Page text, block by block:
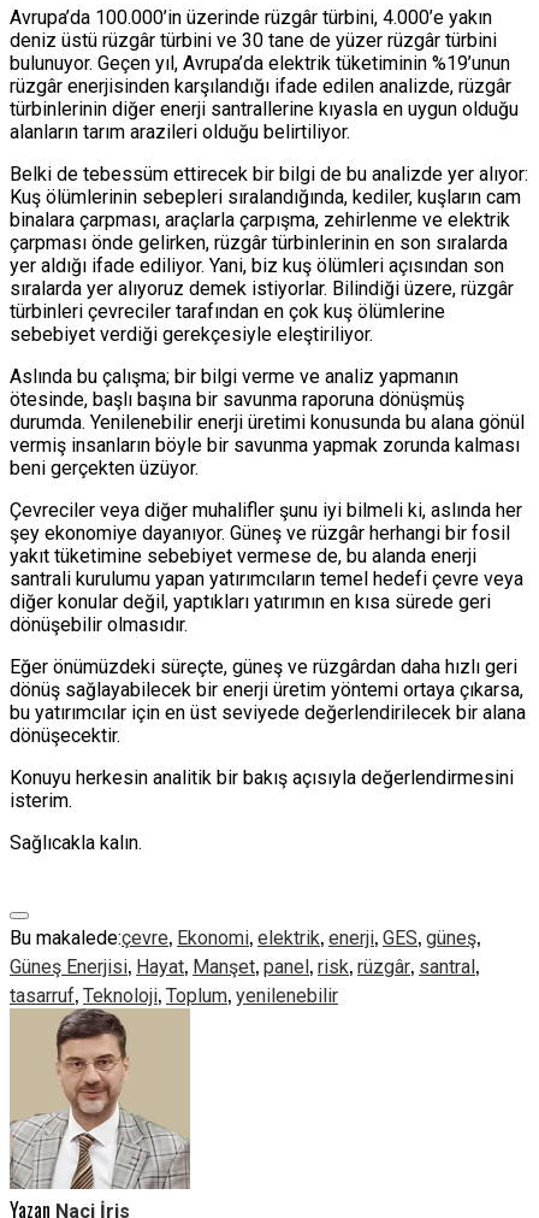
Avrupa’da 100.000’in üzerinde rüzgâr türbini, 4.000’e yakın
deniz üstü rüzgâr türbini ve 30 tane de yüzer rüzgâr türbini
bulunuyor. Geçen yıl, Avrupa’da elektrik tüketiminin %19’unun
rüzgâr enerjisinden karşılandığı ifade edilen analizde, rüzgâr
türbinlerinin diğer enerji santrallerine kıyasla en uygun olduğu
alanların tarım arazileri olduğu belirtiliyor.
Belki de tebessüm ettirecek bir bilgi de bu analizde yer alıyor:
Kuş ölümlerinin sebepleri sıralandığında, kediler, kuşların cam
binalara çarpması, araçlarla çarpışma, zehirlenme ve elektrik
çarpması önde gelirken, rüzgâr türbinlerinin en son sıralarda
yer aldığı ifade ediliyor. Yani, biz kuş ölümleri açısından son
sıralarda yer alıyoruz demek istiyorlar. Bilindiği üzere, rüzgâr
türbinleri çevreciler tarafından en çok kuş ölümlerine
sebebiyet verdiği gerekçesiyle eleştiriliyor.
Aslında bu çalışma; bir bilgi verme ve analiz yapmanın
ötesinde, başlı başına bir savunma raporuna dönüşmüş
durumda. Yenilenebilir enerji üretimi konusunda bu alana gönül
vermiş insanların böyle bir savunma yapmak zorunda kalması
beni gerçekten üzüyor.
Çevreciler veya diğer muhalifler şunu iyi bilmeli ki, aslında her
şey ekonomiye dayanıyor. Güneş ve rüzgâr herhangi bir fosil
yakıt tüketimine sebebiyet vermese de, bu alanda enerji
santrali kurulumu yapan yatırımcıların temel hedefi çevre veya
diğer konular değil, yaptıkları yatırımın en kısa sürede geri
dönüşebilir olmasıdır.
Eğer önümüzdeki süreçte, güneş ve rüzgârdan daha hızlı geri
dönüş sağlayabilecek bir enerji üretim yöntemi ortaya çıkarsa,
bu yatırımcılar için en üst seviyede değerlendirilecek bir alana
dönüşecektir.
Konuyu herkesin analitik bir bakış açısıyla değerlendirmesini
isterim.
Sağlıcakla kalın.
Bu makalede:çevre, Ekonomi, elektrik, enerji, GES, güneş,
Güneş Enerjisi, Hayat, Manşet, panel, risk, rüzgâr, santral,
tasarruf, Teknoloji, Toplum, yenilenebilir
Yazan Naci İris